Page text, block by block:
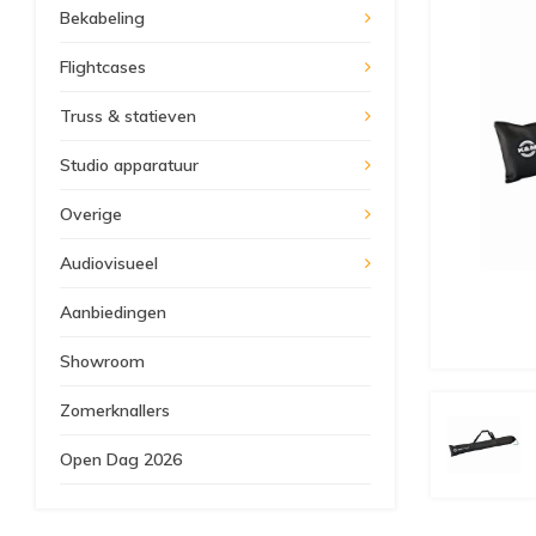
Bekabeling
Flightcases
Truss & statieven
Studio apparatuur
Overige
Audiovisueel
Aanbiedingen
Showroom
Zomerknallers
Open Dag 2026